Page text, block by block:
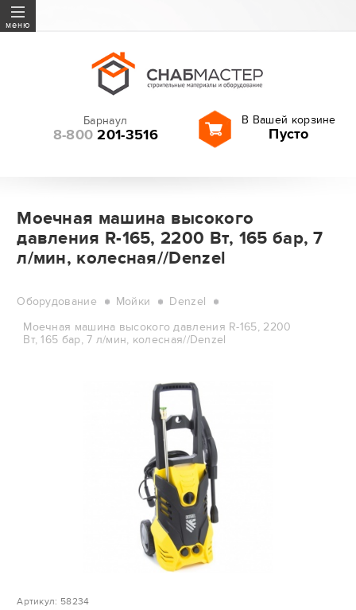
меню
Барнаул
8-800 201-3516
В Вашей корзине
Пусто
Моечная машина высокого
давления R-165, 2200 Вт, 165 бар, 7
л/мин, колесная//Denzel
Оборудование Мойки
Denzel
Моечная машина высокого давления R-165, 2200
Вт, 165 бар, 7 л/мин, колесная//Denzel
Артикул: 58234
Бетон
Виброоборудование
Вышки-туры
Запчасти и расходные
материалы
Леса строительные
Оборудование
Резка и шлифование
Сверла, буры, оснастка